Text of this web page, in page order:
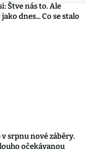
Štve nás to. Ale
dnes... Co se stalo
v srpnu nové záběry.
očekávanou